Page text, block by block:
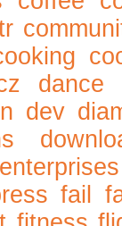
dance
dev
enterprises
fail